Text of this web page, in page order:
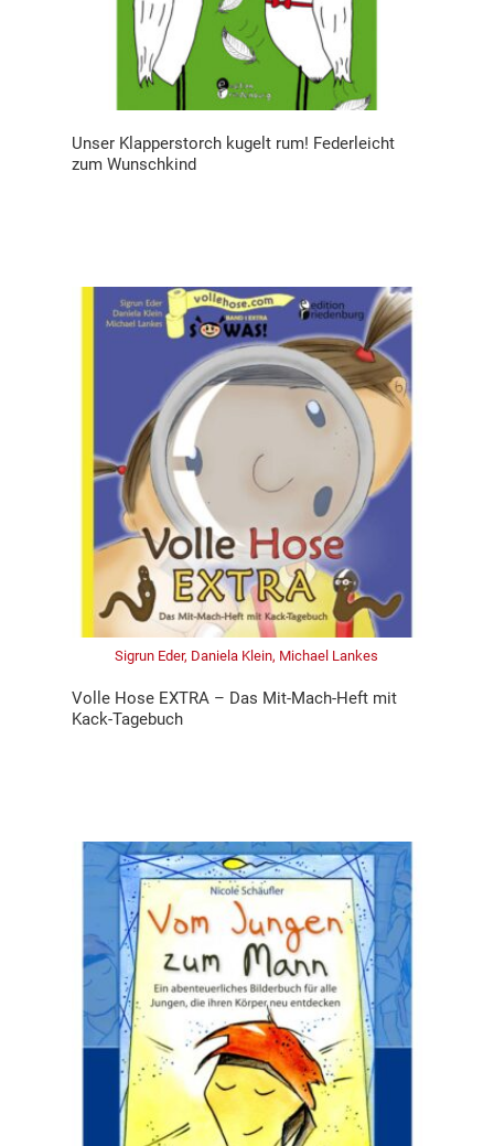
Unser Klapperstorch kugelt rum! Federleicht
zum Wunschkind
Sigrun Eder, Daniela Klein, Michael Lankes
Volle Hose EXTRA – Das Mit-Mach-Heft mit
Kack-Tagebuch